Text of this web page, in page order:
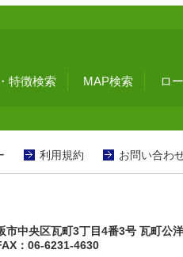
特徴検索 MAP検索 ロ
利用規約 お問い合わ
中央区瓦町3丁目4番3号 瓦町公
：06-6231-4630